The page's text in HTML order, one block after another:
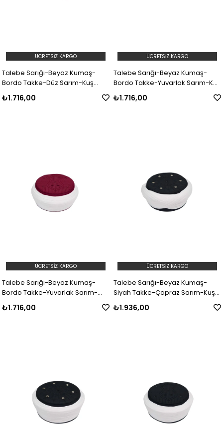
Talebe Sarığı-Beyaz Kumaş-
Bordo Takke-Düz Sarım-Kuş
₺1.716,00
ÜCRETSIZ KARGO
Talebe Sarığı-Beyaz Kumaş-
Bordo Takke-Yuvarlak Sarım-Kuş
₺1.716,00
ÜCRETSIZ KARGO
Talebe Sarığı-Beyaz Kumaş-
Bordo Takke-Yuvarlak Sarım-
Nâli Şerif-5 metre
₺1.716,00
ÜCRETSIZ KARGO
Talebe Sarığı-Beyaz Kumaş-
Siyah Takke-Çapraz Sarım-Kuş
Gözlü-7 metre
₺1.936,00
ÜCRETSIZ KARGO